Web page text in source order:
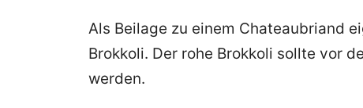
Als Beilage zu einem Chateaubriand
Brokkoli. Der rohe Brokkoli sollte vor
werden.